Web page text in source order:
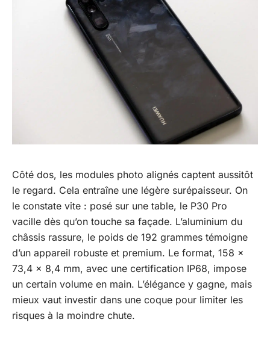
Côté dos, les modules photo alignés captent aussitôt
le regard. Cela entraîne une légère surépaisseur. On
le constate vite : posé sur une table, le P30 Pro
vacille dès qu’on touche sa façade. L’aluminium du
châssis rassure, le poids de 192 grammes témoigne
d’un appareil robuste et premium. Le format, 158 x
73,4 x 8,4 mm, avec une certification IP68, impose
un certain volume en main. L’élégance y gagne, mais
mieux vaut investir dans une coque pour limiter les
risques à la moindre chute.